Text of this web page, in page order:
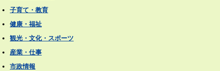
子育て・教育
健康・福祉
観光・文化・スポーツ
産業・仕事
市政情報